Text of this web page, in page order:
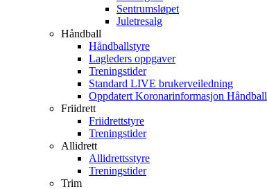
Sentrumsløpet
Juletresalg
Håndball
Håndballstyre
Lagleders oppgaver
Treningstider
Standard LIVE brukerveiledning
Oppdatert Koronarinformasjon Håndball
Friidrett
Friidrettstyre
Treningstider
Allidrett
Allidrettsstyre
Treningstider
Trim